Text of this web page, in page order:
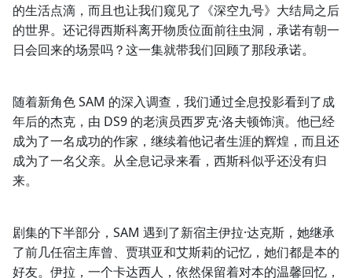
的生活点滴，而且也让我们窥见了《深空九号》大结局之后
的世界。还记得西斯科离开物质位面前往虫洞，承诺有朝一
日会回来的场景吗？这一集就带我们回顾了那段承诺。
随着新角色 SAM 的深入调查，我们通过全息投影看到了成
年后的杰克，由 DS9 的老演员西罗克·洛夫顿饰演。他已经
成为了一名成功的作家，继续着他记者生涯的辉煌，而且还
成为了一名父亲。从全息记录来看，西斯科似乎还没有归
来。
剧集的下半部分，SAM 遇到了新宿主伊拉·达克斯，她继承
了前几任宿主库曾、贾琪亚和艾斯莉的记忆，她们都是本的
好友。伊拉，一个卡达西人，依然保留着对本的温馨回忆，